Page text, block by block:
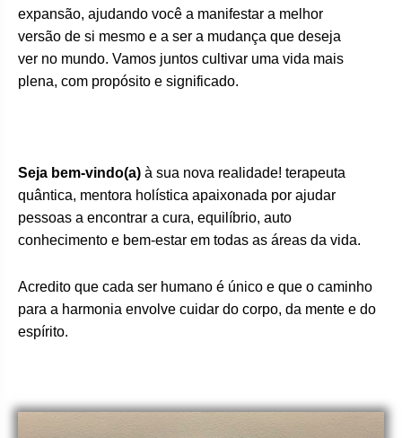
expansão, ajudando você a manifestar a melhor
versão de si mesmo e a ser a mudança que deseja
ver no mundo. Vamos juntos cultivar uma vida mais
plena, com propósito e significado.
Seja bem-vindo(a) à sua nova realidade! terapeuta
quântica, mentora holística apaixonada por ajudar
pessoas a encontrar a cura, equilíbrio, auto
conhecimento e bem-estar em todas as áreas da vida.
Acredito que cada ser humano é único e que o caminho
para a harmonia envolve cuidar do corpo, da mente e do
espírito.